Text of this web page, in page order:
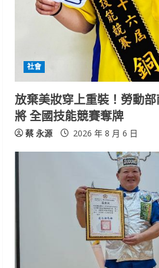
n
g
社會
放棄美妝穿上重裝！勞動
將 全國技能競賽奪牌
蔡 永源 2026 年 8 月 6 日